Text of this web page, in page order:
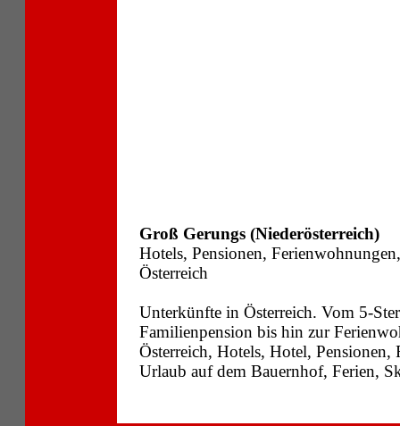
Groß Gerungs (Niederösterreich)
Hotels, Pensionen,
Österreich
Unterkünfte in Österreich. Vom 5-
Familienpension bis hin zur
Österreich, Hotels, Hotel,
Urlaub auf dem Bauernhof, Ferien,